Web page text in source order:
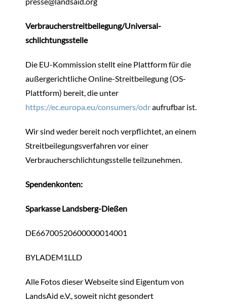
Verbraucher­streit­beilegung/Universal­
schlichtungs­stelle
Die EU-Kommission stellt eine Plattform für die
außergerichtliche Online-Streitbeilegung (OS-
Plattform) bereit, die unter
https://ec.europa.eu/consumers/odraufrufbar ist.
Wir sind weder bereit noch verpflichtet, an einem
Streitbeilegungsverfahren vor einer
Verbraucherschlichtungsstelle teilzunehmen.
Spendenkonten:
Sparkasse Landsberg-Dießen
DE66700520600000014001
BYLADEM1LLD
Alle Fotos dieser Webseite sind Eigentum von
LandsAid e.V., soweit nicht gesondert